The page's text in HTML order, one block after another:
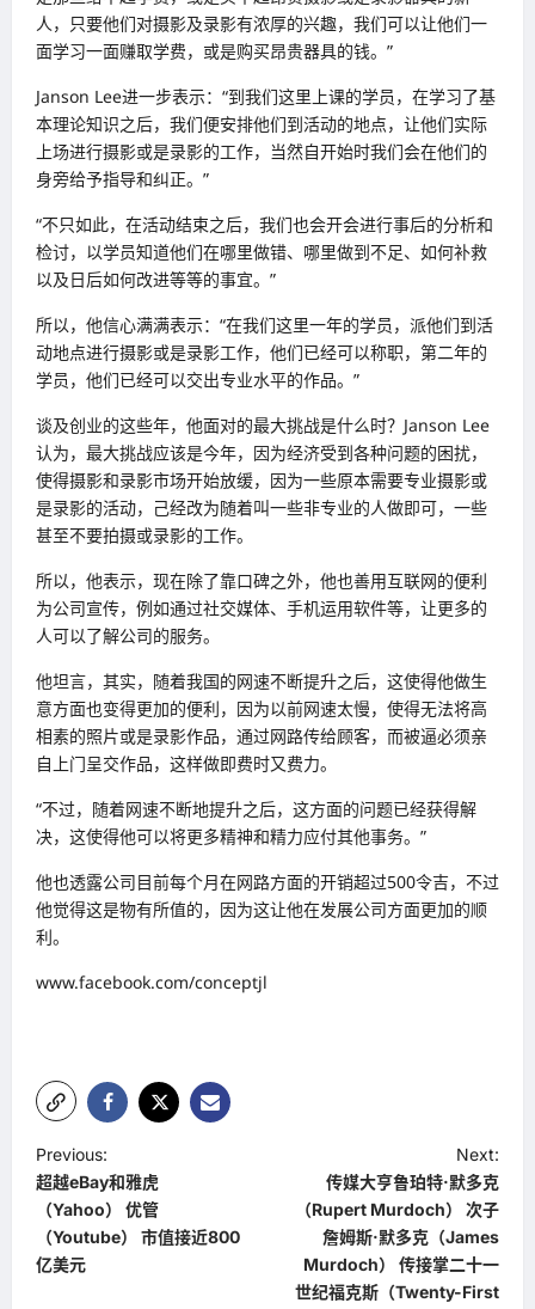
人，只要他们对摄影及录影有浓厚的兴趣，我们可以让他们一
面学习一面赚取学费，或是购买昂贵器具的钱。”
Janson Lee进一步表示：“到我们这里上课的学员，在学习了基
本理论知识之后，我们便安排他们到活动的地点，让他们实际
上场进行摄影或是录影的工作，当然自开始时我们会在他们的
身旁给予指导和纠正。”
“不只如此，在活动结束之后，我们也会开会进行事后的分析和
检讨，以学员知道他们在哪里做错、哪里做到不足、如何补救
以及日后如何改进等等的事宜。”
所以，他信心满满表示：“在我们这里一年的学员，派他们到活
动地点进行摄影或是录影工作，他们已经可以称职，第二年的
学员，他们已经可以交出专业水平的作品。”
谈及创业的这些年，他面对的最大挑战是什么时？Janson Lee
认为，最大挑战应该是今年，因为经济受到各种问题的困扰，
使得摄影和录影市场开始放缓，因为一些原本需要专业摄影或
是录影的活动，己经改为随着叫一些非专业的人做即可，一些
甚至不要拍摄或录影的工作。
所以，他表示，现在除了靠口碑之外，他也善用互联网的便利
为公司宣传，例如通过社交媒体、手机运用软件等，让更多的
人可以了解公司的服务。
他坦言，其实，随着我国的网速不断提升之后，这使得他做生
意方面也变得更加的便利，因为以前网速太慢，使得无法将高
相素的照片或是录影作品，通过网路传给顾客，而被逼必须亲
自上门呈交作品，这样做即费时又费力。
“不过，随着网速不断地提升之后，这方面的问题已经获得解
决，这使得他可以将更多精神和精力应付其他事务。”
他也透露公司目前每个月在网路方面的开销超过500令吉，不过
他觉得这是物有所值的，因为这让他在发展公司方面更加的顺
利。
www.facebook.com/conceptjl
P
o
s
t
Previous:
超越eBay和雅虎
（Yahoo） 优管
（Youtube） 市值接近800
亿美元
Next:
传媒大亨鲁珀特·默多克
（Rupert Murdoch） 次子
詹姆斯·默多克（James
Murdoch） 传接掌二十一
世纪福克斯（Twenty-First